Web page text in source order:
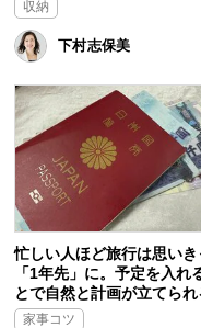
収納
下村志保美
忙しい人ほど旅行は思いき
「1年先」に。予定を入れ
とで自然と計画が立てられ
家事コツ